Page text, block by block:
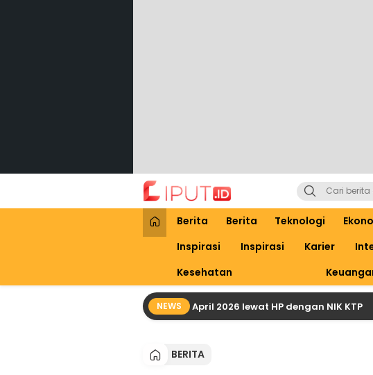
Liput
Liputan Digital
Berita Berita Teknologi
Inspirasi
Inspirasi Karier
Kesehatan
NEWS
Cara Praktis Cek Bansos PKH April 2026 lewat HP dengan NIK KTP
BERITA